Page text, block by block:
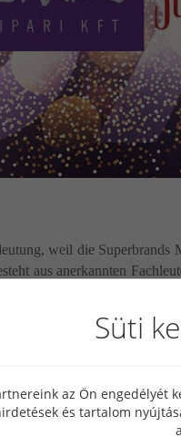
weil die Superbrands
aus anerkannten
zeigt auch, dass wir
und nicht zuletzt den
in den kommenden
bedeutet nicht nur
die Kunden. Das ist die
und mit ihrer
Süti
az Ön engedélyét
és tartalom